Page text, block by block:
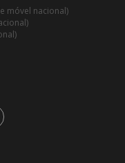
móvel nacional)